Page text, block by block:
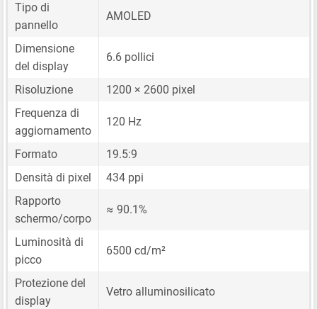
Tipo di
pannello
AMOLED
Dimensione
del display
6.6 pollici
Risoluzione
1200 × 2600 pixel
Frequenza di
aggiornamento
120 Hz
Formato
19.5:9
Densità di pixel
434 ppi
Rapporto
schermo/corpo
≈ 90.1%
Luminosità di
picco
6500 cd/m²
Protezione del
display
Vetro alluminosilicato